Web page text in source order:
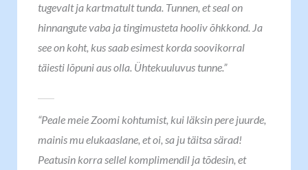
tugevalt ja kartmatult tunda. Tunnen, et seal on
hinnangute vaba ja tingimusteta hooliv õhkkond. Ja
see on koht, kus saab esimest korda soovikorral
täiesti lõpuni aus olla. Ühtekuuluvus tunne.”
“Peale meie Zoomi kohtumist, kui läksin pere juurde,
mainis mu elukaaslane, et oi, sa ju täitsa särad!
Peatusin korra sellel komplimendil ja tõdesin, et